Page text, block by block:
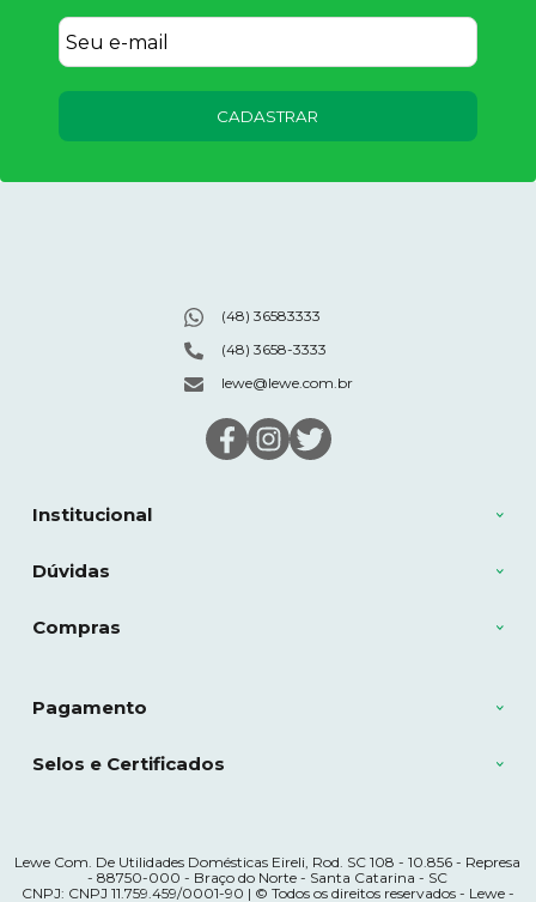
CADASTRAR
Institucional
Dúvidas
Compras
(48) 36583333
(48) 3658-3333
lewe@lewe.com.br
Pagamento
Selos e Certificados
Lewe Com. De Utilidades Domésticas Eireli, Rod. SC 108 - 10.856 - Represa
- 88750-000 - Braço do Norte - Santa Catarina - SC
CNPJ: CNPJ 11.759.459/0001-90 | © Todos os direitos reservados - Lewe -